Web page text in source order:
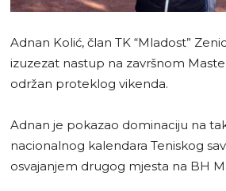
Adnan Kolić, član TK “Mladost”
izuzezat nastup na završnom
održan proteklog vikenda.
Adnan je pokazao dominaciju na
nacionalnog kalendara Teniskog
osvajanjem drugog mjesta na BH